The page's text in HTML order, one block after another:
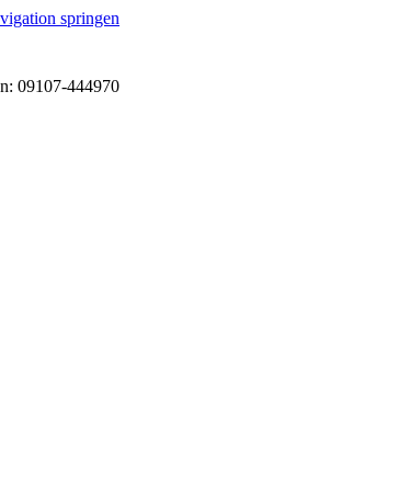
springen
09107-444970